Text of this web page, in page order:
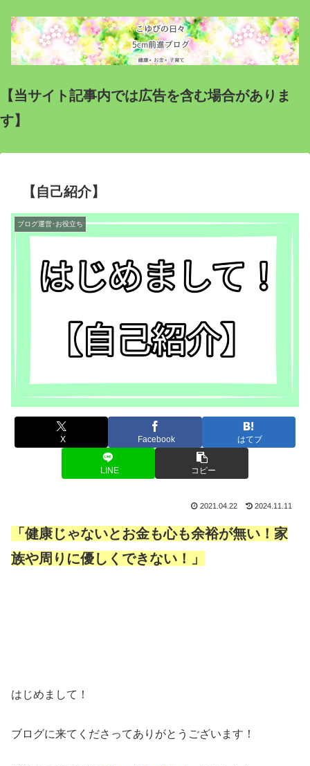
【当サイト記事内では広告を含む場合がありま
す】
【自己紹介】
ブログ運営･お役立ち
X Facebook はてブ
LINE コピー
2021.04.22 2024.11.11
「健康じゃないとお金も心も余裕が無い！家
族や周りに優しくできない！」
はじめまして！
ブログに来てくださってありがとうございます！